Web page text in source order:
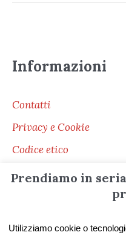
Informazioni
Contatti
Privacy e Cookie
Codice etico
I primi vent’anni
Collane e catalogo
Prendiamo in
Utilizziamo cookie o